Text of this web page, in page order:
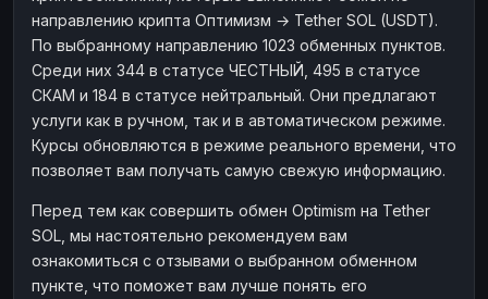
направлению крипта Оптимизм → Tether SOL (USDT).
По выбранному направлению 1023 обменных пунктов.
Среди них 344 в статусе ЧЕСТНЫЙ, 495 в статусе
СКАМ и 184 в статусе нейтральный. Они предлагают
услуги как в ручном, так и в автоматическом режиме.
Курсы обновляются в режиме реального времени, что
позволяет вам получать самую свежую информацию.
Перед тем как совершить обмен Optimism на Tether
SOL, мы настоятельно рекомендуем вам
ознакомиться с отзывами о выбранном обменном
пункте, что поможет вам лучше понять его